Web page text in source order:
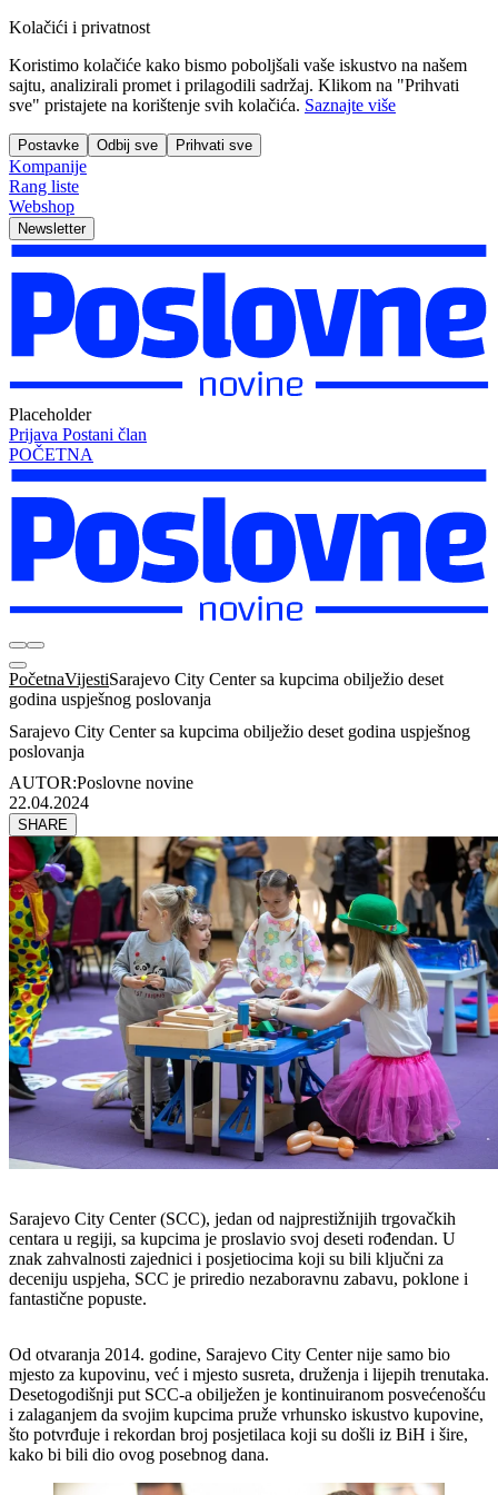
Kolačići i privatnost
Koristimo kolačiće kako bismo poboljšali vaše iskustvo na našem
sajtu, analizirali promet i prilagodili sadržaj. Klikom na "Prihvati
sve" pristajete na korištenje svih kolačića. Saznajte više
Postavke Odbij sve Prihvati sve
Kompanije
Rang liste
Webshop
Newsletter
Placeholder
Prijava Postani član
POČETNA
PočetnaVijestiSarajevo City Center sa kupcima obilježio deset
godina uspješnog poslovanja
Sarajevo City Center sa kupcima obilježio deset godina uspješnog
poslovanja
AUTOR:Poslovne novine
22.04.2024
SHARE
Sarajevo City Center (SCC), jedan od najprestižnijih trgovačkih
centara u regiji, sa kupcima je proslavio svoj deseti rođendan. U
znak zahvalnosti zajednici i posjetiocima koji su bili ključni za
deceniju uspjeha, SCC je priredio nezaboravnu zabavu, poklone i
fantastične popuste.
Od otvaranja 2014. godine, Sarajevo City Center nije samo bio
mjesto za kupovinu, već i mjesto susreta, druženja i lijepih trenutaka.
Desetogodišnji put SCC-a obilježen je kontinuiranom posvećenošću
i zalaganjem da svojim kupcima pruže vrhunsko iskustvo kupovine,
što potvrđuje i rekordan broj posjetilaca koji su došli iz BiH i šire,
kako bi bili dio ovog posebnog dana.